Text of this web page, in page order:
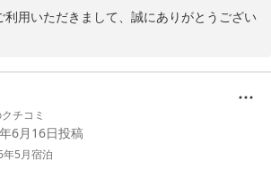
利用いただきまして、誠にありがとうござい
す。
ごしいただけた様子が伺え、大変嬉しく思い
ッフ一同心よりお待ちしております。
ました。
チコミ
6月16日投稿
5月宿泊